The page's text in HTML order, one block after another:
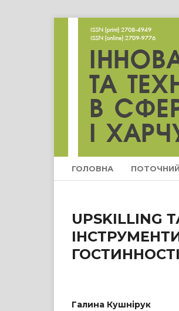
ГОЛОВНА
UPSKILLING
ГОСТИННОСТІ
Галина Кушнірук